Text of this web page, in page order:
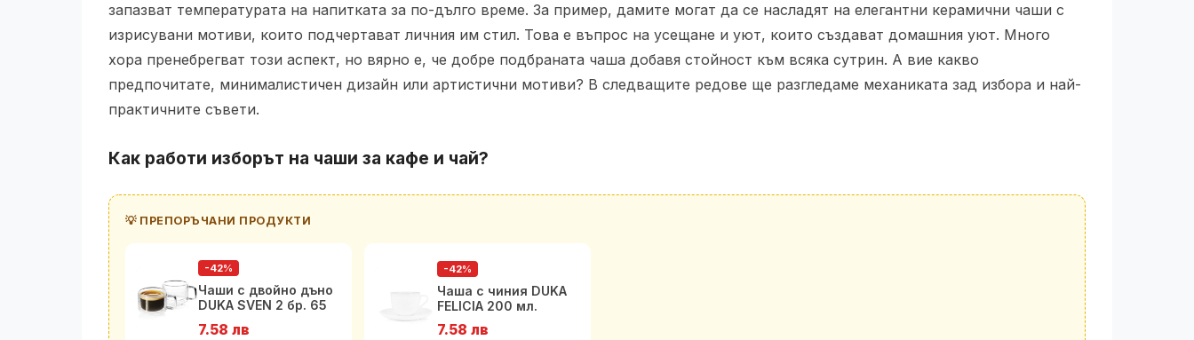
запазват температурата на напитката за по-дълго време. За пример, дамите могат да се насладят на елегантни керамични чаши с
изрисувани мотиви, които подчертават личния им стил. Това е въпрос на усещане и уют, които създават домашния уют. Много
хора пренебрегват този аспект, но вярно е, че добре подбраната чаша добавя стойност към всяка сутрин. А вие какво
предпочитате, минималистичен дизайн или артистични мотиви? В следващите редове ще разгледаме механиката зад избора и най-
практичните съвети.
Как работи изборът на чаши за кафе и чай?
💡 ПРЕПОРЪЧАНИ ПРОДУКТИ
-42%
Чаши с двойно дъно
DUKA SVEN 2 бр. 65
7.58 лв
-42%
Чаша с чиния DUKA
FELICIA 200 мл.
7.58 лв